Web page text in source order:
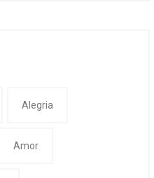
Alegria
Amor